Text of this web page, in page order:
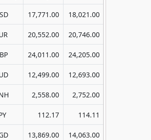
17,771.00 18,021.00
20,552.00 20,746.00
24,011.00 24,205.00
12,499.00 12,693.00
2,558.00 2,752.00
112.17 114.11
13,869.00 14,063.00